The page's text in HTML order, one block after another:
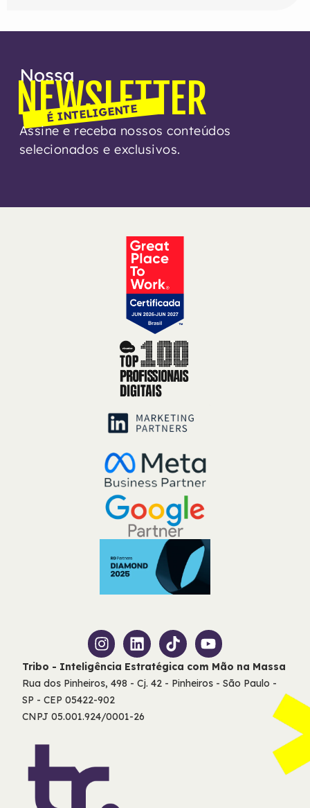
Nossa
NEWSLETTER
É INTELIGENTE
Assine e receba nossos conteúdos
selecionados e exclusivos.
Tribo - Inteligência Estratégica com Mão na Massa
Rua dos Pinheiros, 498 - Cj. 42 - Pinheiros - São Paulo -
SP - CEP 05422-902
CNPJ 05.001.924/0001-26